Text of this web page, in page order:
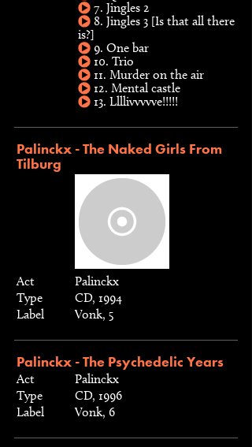
7. Jingles 2
8. Jingles 3 [Is that all there
is?]
9. One bar
10. Trio
11. Murder on the air
12. Mental castle
13. Llllivvvvve!!!!!
Palinckx - The Naked Girls From
Tilburg
Act
Palinckx
Type
CD, 1994
Label
Vonk, 5
Palinckx - The Psychedelic Years
Act
Palinckx
Type
CD, 1996
Label
Vonk, 6